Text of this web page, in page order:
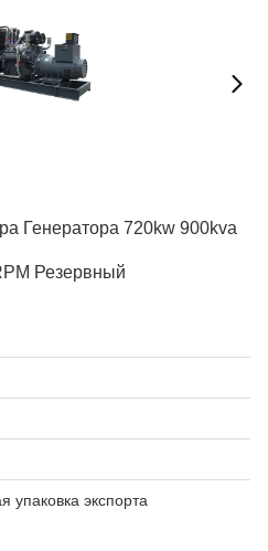
Генератора 720kw 900kva
Резервный
упаковка экспорта